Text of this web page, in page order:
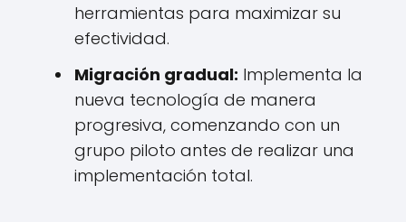
herramientas para maximizar su
efectividad.
Migración gradual: Implementa la
nueva tecnología de manera
progresiva, comenzando con un
grupo piloto antes de realizar una
implementación total.